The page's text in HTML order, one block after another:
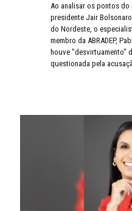
Ao analisar os pontos
presidente Jair
do Nordeste, o
membro da ABRADEP,
houve "desvirtuamento"
questionada pela